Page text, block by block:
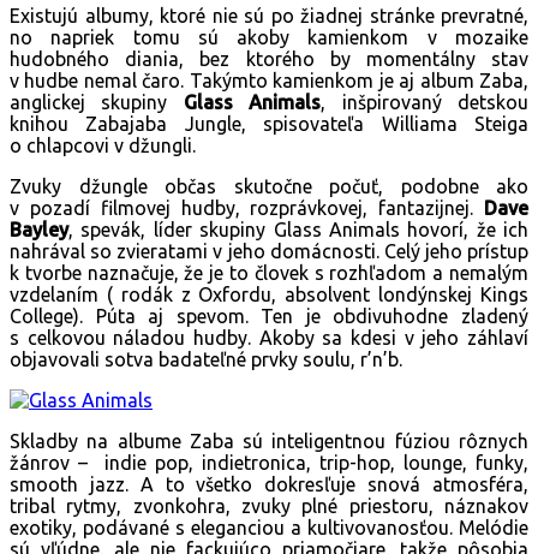
Existujú albumy, ktoré nie sú po žiadnej stránke prevratné,
no napriek tomu sú akoby kamienkom v mozaike
hudobného diania, bez ktorého by momentálny stav
v hudbe nemal čaro. Takýmto kamienkom je aj album Zaba,
anglickej skupiny Glass Animals, inšpirovaný detskou
knihou Zabajaba Jungle, spisovateľa Williama Steiga
o chlapcovi v džungli.
Zvuky džungle občas skutočne počuť, podobne ako
v pozadí filmovej hudby, rozprávkovej, fantazijnej. Dave
Bayley, spevák, líder skupiny Glass Animals hovorí, že ich
nahrával so zvieratami v jeho domácnosti. Celý jeho prístup
k tvorbe naznačuje, že je to človek s rozhľadom a nemalým
vzdelaním ( rodák z Oxfordu, absolvent londýnskej Kings
College). Púta aj spevom. Ten je obdivuhodne zladený
s celkovou náladou hudby. Akoby sa kdesi v jeho záhlaví
objavovali sotva badateľné prvky soulu, r’n’b.
Skladby na albume Zaba sú inteligentnou fúziou rôznych
žánrov – indie pop, indietronica, trip-hop, lounge, funky,
smooth jazz. A to všetko dokresľuje snová atmosféra,
tribal rytmy, zvonkohra, zvuky plné priestoru, náznakov
exotiky, podávané s eleganciou a kultivovanosťou. Melódie
sú vľúdne, ale nie fackujúco priamočiare, takže pôsobia